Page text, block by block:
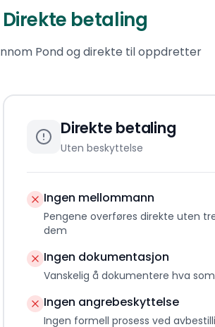
betaling
Pond og direkte til oppdretter
Direkte betaling
Uten beskyttelse
Ingen mellommann
Pengene overføres direkte uten
dem
Ingen dokumentasjon
Vanskelig å dokumentere hva
Ingen angrebeskyttelse
Ingen formell prosess ved